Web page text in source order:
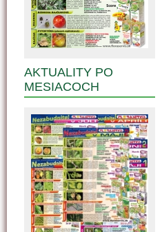
AKTUALITY PO
MESIACOCH